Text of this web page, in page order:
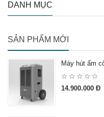
DANH MỤC
SẢN PHẨM MỚI
Máy hút ẩm
14.900.000 Đ